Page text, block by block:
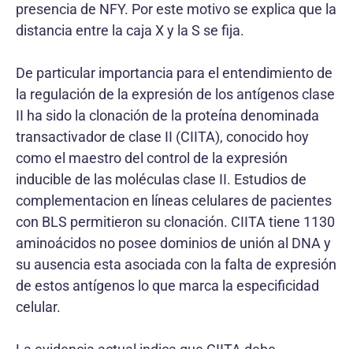
presencia de NFY. Por este motivo se explica que la
distancia entre la caja X y la S se fija.
De particular importancia para el entendimiento de
la regulación de la expresión de los antígenos clase
II ha sido la clonación de la proteína denominada
transactivador de clase II (CIITA), conocido hoy
como el maestro del control de la expresión
inducible de las moléculas clase II. Estudios de
complementacion en líneas celulares de pacientes
con BLS permitieron su clonación. CIITA tiene 1130
aminoácidos no posee dominios de unión al DNA y
su ausencia esta asociada con la falta de expresión
de estos antígenos lo que marca la especificidad
celular.